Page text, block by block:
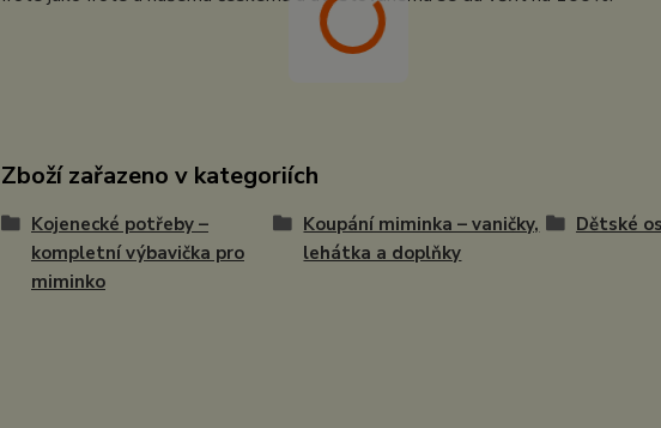
Zboží zařazeno v kategoriích
Kojenecké potřeby –
kompletní výbavička pro
miminko
Koupání miminka – vaničky,
lehátka a doplňky
Dětské